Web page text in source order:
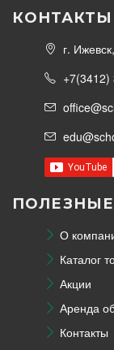
КОНТАКТЫ
г.
+7(3412)
О
Каталог
Акции
Аренда
Контакты